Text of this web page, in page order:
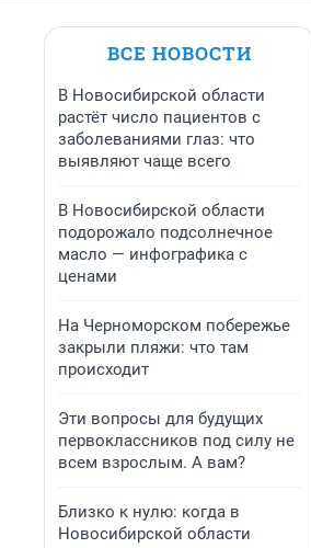
ВСЕ НОВОСТИ
В Новосибирской области
растёт число пациентов с
заболеваниями глаз: что
выявляют чаще всего
В Новосибирской области
подорожало подсолнечное
масло — инфографика с
ценами
На Черноморском побережье
закрыли пляжи: что там
происходит
Эти вопросы для будущих
первоклассников под силу не
всем взрослым. А вам?
Близко к нулю: когда в
Новосибирской области